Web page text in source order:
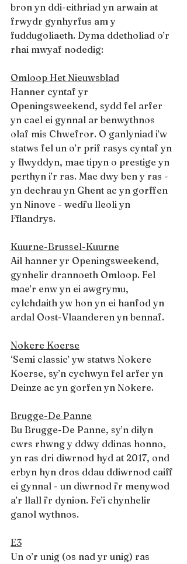
bron yn ddi-eithriad yn arwain at
frwydr gynhyrfus am y
fuddugoliaeth. Dyma ddetholiad o’r
rhai mwyaf nodedig:
Omloop Het Nieuwsblad
Hanner cyntaf yr
Openingsweekend, sydd fel arfer
yn cael ei gynnal ar benwythnos
olaf mis Chwefror. O ganlyniad i’w
statws fel un o’r prif rasys cyntaf yn
y flwyddyn, mae tipyn o prestige yn
perthyn i’r ras. Mae dwy ben y ras -
yn dechrau yn Ghent ac yn gorffen
yn Ninove - wedi’u lleoli yn
Fflandrys.
Kuurne-Brussel-Kuurne
Ail hanner yr Openingsweekend,
gynhelir drannoeth Omloop. Fel
mae’r enw yn ei awgrymu,
cylchdaith yw hon yn ei hanfod yn
ardal Oost-Vlaanderen yn bennaf.
Nokere Koerse
‘Semi classic’ yw statws Nokere
Koerse, sy’n cychwyn fel arfer yn
Deinze ac yn gorfen yn Nokere.
Brugge-De Panne
Bu Brugge-De Panne, sy’n dilyn
cwrs rhwng y ddwy ddinas honno,
yn ras dri diwrnod hyd at 2017, ond
erbyn hyn dros ddau ddiwrnod caiff
ei gynnal - un diwrnod i’r menywod
a’r llall i’r dynion. Fe’i chynhelir
ganol wythnos.
E3
Un o’r unig (os nad yr unig) ras